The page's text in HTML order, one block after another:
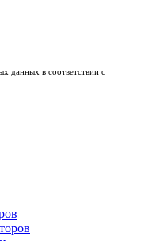
данных в соответствии с